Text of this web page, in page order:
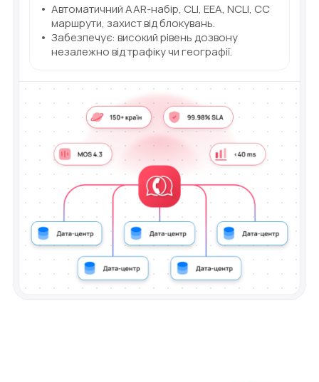
Автоматичний AAR-набір, CLI, EEA, NCLI, CC
маршрути, захист від блокувань.
Забезпечує: високий рівень дозвону
незалежно від трафіку чи географії.